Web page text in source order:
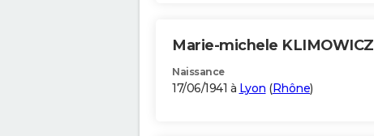
Marie-michele KLIMOWICZ
Naissance
17/06/1941 à Lyon (Rhône)